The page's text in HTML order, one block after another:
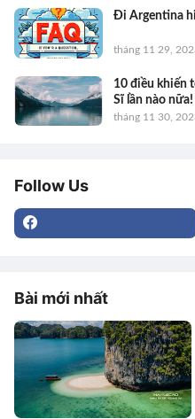
Đi Argentina
tháng 11 29,
10 điều khiến
Sĩ lần nào nữa!
tháng 11 30,
Follow Us
Bài mới nhất